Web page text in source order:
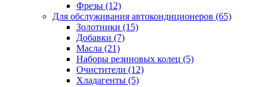
Фрезы (12)
Для обслуживания автокондиционеров (65)
Золотники (15)
Добавки (7)
Масла (21)
Наборы резиновых колец (5)
Очистители (12)
Хладагенты (5)